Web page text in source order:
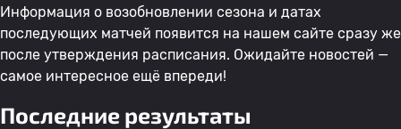
Информация о возобновлении сезона и датах
последующих матчей появится на нашем сайте сразу же
после утверждения расписания. Ожидайте новостей —
самое интересное ещё впереди!
Последние результаты